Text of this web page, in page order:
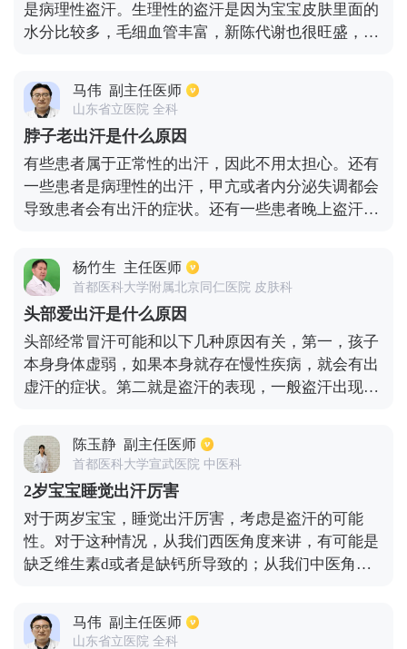
疗。
是病理性盗汗。生理性的盗汗是因为宝宝皮肤里面的
水分比较多，毛细血管丰富，新陈代谢也很旺盛，但
汗，如果宝宝在睡觉之前还动的比较多，或者刚吃完
东西不久，会让宝宝身体里的热量增加，从而造成了
宝宝睡觉之后出汗很多。病理性盗汗可能是由佝偻病
引起的，佝偻病常见于三岁以下的宝宝。主要症状是
在前半个晚上出汗，这是由宝宝体内的低血钙引起
的。结核病也会导致宝宝出汗，但他是整晚整晚的出
汗，病理性盗汗通常不会导致情绪激动、哭泣和消
马伟 副主任医师
山东省立医院 全科
脖子老出汗是什么原因
有些患者属于正常性的出汗，因此不用太担心。还有
一些患者是病理性的出汗，甲亢或者内分泌失调都会
导致患者会有出汗的症状。还有一些患者晚上盗汗，
了脖子出汗之外，患者在晚上和早上起来的时候出汗
量比较多，应该尽早到医院做检查。
杨竹生 主任医师
首都医科大学附属北京同仁医院 皮肤科
头部爱出汗是什么原因
头部经常冒汗可能和以下几种原因有关，第一，孩子
本身身体虚弱，如果本身就存在慢性疾病，就会有出
虚汗的症状。第二就是盗汗的表现，一般盗汗出现在
也会有出汗的症状，对此就需要补充维生素d和钙
了。更年期的女性雌孕激素不平衡，下丘脑体温中枢
改变就会有出汗的症状。在高温的情况下，由于体温
的蒸发、辐射、传导、对流作用下也会有出汗的表
现。
陈玉静 副主任医师
首都医科大学宣武医院 中医科
2岁宝宝睡觉出汗厉害
对于两岁宝宝，睡觉出汗厉害，考虑是盗汗的可能
性。对于这种情况，从我们西医角度来讲，有可能是
缺乏维生素d或者是缺钙所导致的；从我们中医角度
大。如果是缺钙，需要遵医嘱、规范化的进行补钙；
缺乏维生素D也需要补充具体需要做骨密度、微量元
马伟 副主任医师
山东省立医院 全科